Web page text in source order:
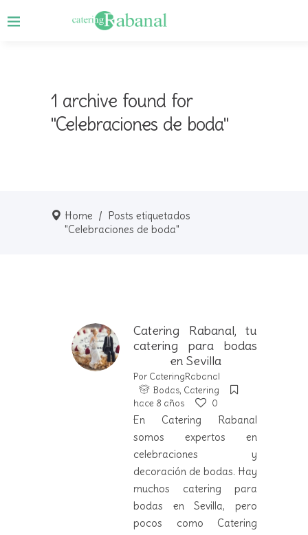
1 archive found for
"Celebraciones de boda"
Home / Posts etiquetados
"Celebraciones de boda"
Catering Rabanal, tu
catering para bodas
en Sevilla
Por CateringRabanal
Bodas, Catering
hace 8 años
0
En Catering Rabanal
somos expertos en
celebraciones y
decoración de bodas. Hay
muchos catering para
bodas en Sevilla, pero
pocos como Catering